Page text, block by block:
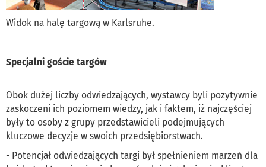
Widok na halę targową w Karlsruhe.
Specjalni goście targów
Obok dużej liczby odwiedzających, wystawcy byli pozytywnie
zaskoczeni ich poziomem wiedzy, jak i faktem, iż najczęściej
były to osoby z grupy przedstawicieli podejmujących
kluczowe decyzje w swoich przedsiębiorstwach.
- Potencjał odwiedzających targi był spełnieniem marzeń dla